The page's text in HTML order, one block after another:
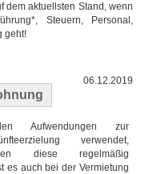
dem aktuellsten Stand, wenn
Steuern, Personal,
geht!
06.12.2019
Aufwendungen zur
verwendet,
diese regelmäßig
es auch bei der Vermietung